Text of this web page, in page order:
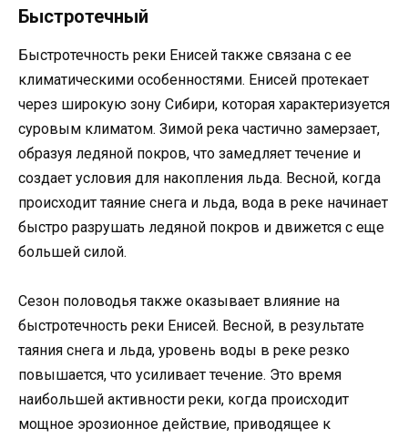
Быстротечный
Быстротечность реки Енисей также связана с ее
климатическими особенностями. Енисей протекает
через широкую зону Сибири, которая характеризуется
суровым климатом. Зимой река частично замерзает,
образуя ледяной покров, что замедляет течение и
создает условия для накопления льда. Весной, когда
происходит таяние снега и льда, вода в реке начинает
быстро разрушать ледяной покров и движется с еще
большей силой.
Сезон половодья также оказывает влияние на
быстротечность реки Енисей. Весной, в результате
таяния снега и льда, уровень воды в реке резко
повышается, что усиливает течение. Это время
наибольшей активности реки, когда происходит
мощное эрозионное действие, приводящее к